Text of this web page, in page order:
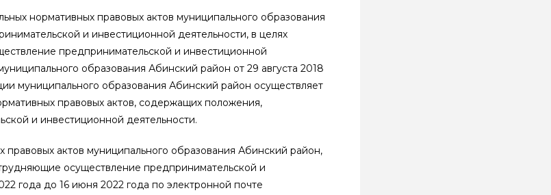
нормативных правовых актов муниципального образования
и инвестиционной деятельности, в целях
предпринимательской и инвестиционной
образования Абинский район от 29 августа 2018
муниципального образования Абинский район осуществляет
правовых актов, содержащих положения,
и инвестиционной деятельности.
актов муниципального образования Абинский район,
осуществление предпринимательской и
года до 16 июня 2022 года по электронной почте